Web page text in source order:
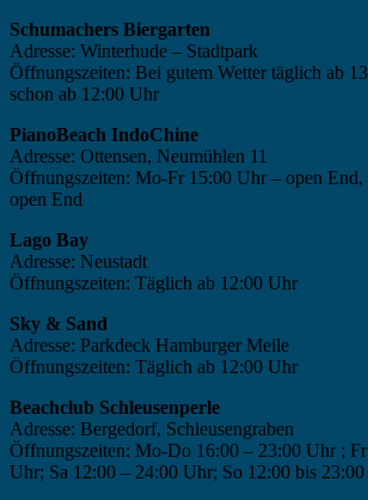
Schumachers Biergarten
Adresse: Winterhude – Stadtpark
Öffnungszeiten: Bei gutem Wetter täglich ab
schon ab 12:00 Uhr
PianoBeach IndoChine
Adresse: Ottensen, Neumühlen 11
Öffnungszeiten: Mo-Fr 15:00 Uhr – open
open End
Lago Bay
Adresse: Neustadt
Öffnungszeiten: Täglich ab 12:00 Uhr
Sky & Sand
Adresse: Parkdeck Hamburger Meile
Öffnungszeiten: Täglich ab 12:00 Uhr
Beachclub Schleusenperle
Adresse: Bergedorf, Schleusengraben
Öffnungszeiten: Mo-Do 16:00 – 23:00 Uhr ;
Uhr; Sa 12:00 – 24:00 Uhr; So 12:00 bis